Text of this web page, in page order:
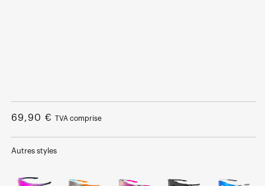
le
média
1
une
fenêtre
modale
Prix
69,90 € TVA comprise
Autres styles